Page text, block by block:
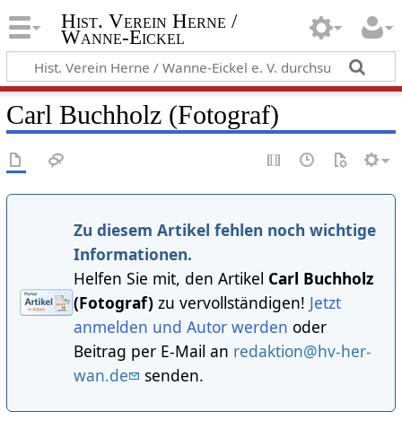
Hist. Verein Herne /
Wanne-Eickel
Carl Buchholz (Fotograf)
Zu diesem Artikel fehlen noch wichtige
Informationen.
Helfen Sie mit, den Artikel Carl Buchholz
(Fotograf)zu vervollständigen! Jetzt
anmelden und Autor werden oder
Beitrag per E-Mail an redaktion@hv-her-
wan.de
senden.